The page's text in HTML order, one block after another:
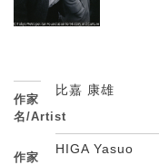
作家
名/Artist
比嘉 康雄
作家
HIGA Yasuo